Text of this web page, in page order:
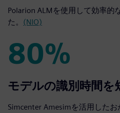
Polarion ALMを使用して効率的
た。 (NIO)
80%
80%
モデルの識別時間を
Simcenter Amesimを活用したお